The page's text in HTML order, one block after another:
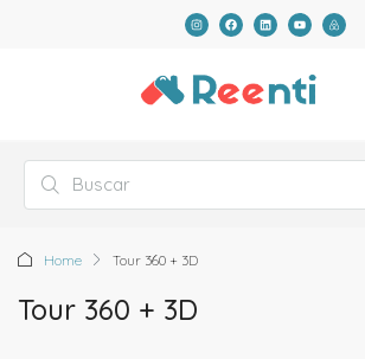
Home Tour 360 + 3D
Tour 360 + 3D